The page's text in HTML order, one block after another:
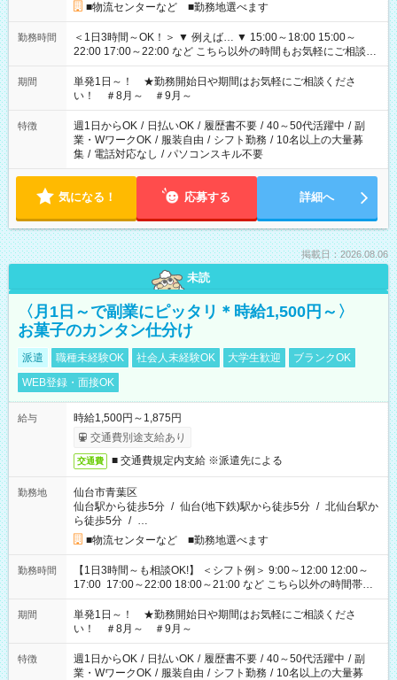
■物流センターなど ■勤務地選べます
勤務時間
＜1日3時間～OK！＞ ▼ 例えば… ▼ 15:00～18:00 15:00～
22:00 17:00～22:00 など こちら以外の時間もお気軽にご相談く
ださい！
期間
単発1日～！ ★勤務開始日や期間はお気軽にご相談くださ
い！ ＃8月～ ＃9月～
特徴 週1日からOK / 日払いOK / 履歴書不要 / 40～50代活躍中 / 副
業・WワークOK / 服装自由 / シフト勤務 / 10名以上の大量募
集 / 電話対応なし / パソコンスキル不要
気になる！ 応募する 詳細へ
掲載日：2026.08.06
未読
〈月1日～で副業にピッタリ＊時給1,500円～〉
お菓子のカンタン仕分け
派遣 職種未経験OK 社会人未経験OK 大学生歓迎
ブランクOK
WEB登録・面接OK
給与
時給1,500円～1,875円
交通費別途支給あり
交通費 ■ 交通費規定内支給 ※派遣先による
勤務地
仙台市青葉区
仙台駅から徒歩5分 / 仙台(地下鉄)駅から徒歩5分 / 北仙台駅か
ら徒歩5分 / …
■物流センターなど ■勤務地選べます
勤務時間
【1日3時間～も相談OK!】 ＜シフト例＞ 9:00～12:00 12:00～
17:00 17:00～22:00 18:00～21:00 など こちら以外の時間帯も
お気軽にご相談ください！
期間
単発1日～！ ★勤務開始日や期間はお気軽にご相談くださ
い！ ＃8月～ ＃9月～
特徴 週1日からOK / 日払いOK / 履歴書不要 / 40～50代活躍中 / 副
業・WワークOK / 服装自由 / シフト勤務 / 10名以上の大量募